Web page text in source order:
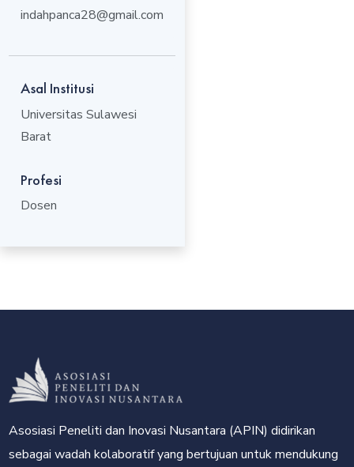
indahpanca28@gmail.com
Asal Institusi
Universitas Sulawesi
Barat
Profesi
Dosen
Asosiasi Peneliti dan Inovasi Nusantara (APIN) didirikan
sebagai wadah kolaboratif yang bertujuan untuk mendukung